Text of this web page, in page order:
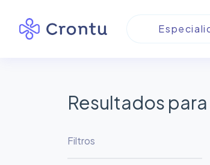
Resultados para
Filtros